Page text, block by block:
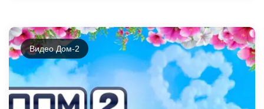
Видео Дом-2